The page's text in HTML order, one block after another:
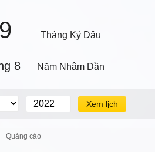
Tháng Kỷ Dậu
8 Năm Nhâm Dần
Xem lịch